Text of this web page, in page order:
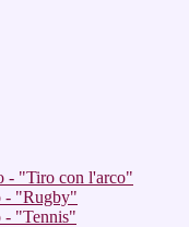
- "Tiro con l'arco"
- "Rugby"
- "Tennis"